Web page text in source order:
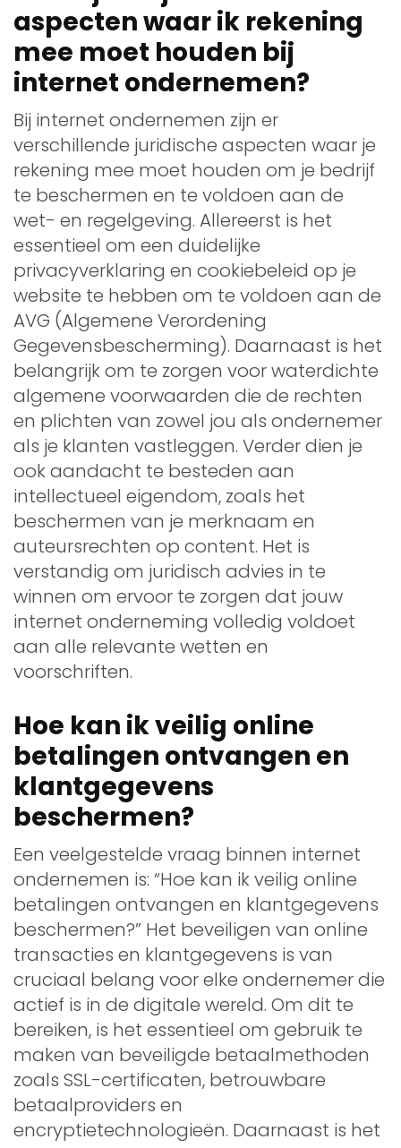
aspecten waar ik rekening
mee moet houden bij
internet ondernemen?
Bij internet ondernemen zijn er
verschillende juridische aspecten waar je
rekening mee moet houden om je bedrijf
te beschermen en te voldoen aan de
wet- en regelgeving. Allereerst is het
essentieel om een duidelijke
privacyverklaring en cookiebeleid op je
website te hebben om te voldoen aan de
AVG (Algemene Verordening
Gegevensbescherming). Daarnaast is het
belangrijk om te zorgen voor waterdichte
algemene voorwaarden die de rechten
en plichten van zowel jou als ondernemer
als je klanten vastleggen. Verder dien je
ook aandacht te besteden aan
intellectueel eigendom, zoals het
beschermen van je merknaam en
auteursrechten op content. Het is
verstandig om juridisch advies in te
winnen om ervoor te zorgen dat jouw
internet onderneming volledig voldoet
aan alle relevante wetten en
voorschriften.
Hoe kan ik veilig online
betalingen ontvangen en
klantgegevens
beschermen?
Een veelgestelde vraag binnen internet
ondernemen is: “Hoe kan ik veilig online
betalingen ontvangen en klantgegevens
beschermen?” Het beveiligen van online
transacties en klantgegevens is van
cruciaal belang voor elke ondernemer die
actief is in de digitale wereld. Om dit te
bereiken, is het essentieel om gebruik te
maken van beveiligde betaalmethoden
zoals SSL-certificaten, betrouwbare
betaalproviders en
encryptietechnologieën. Daarnaast is het